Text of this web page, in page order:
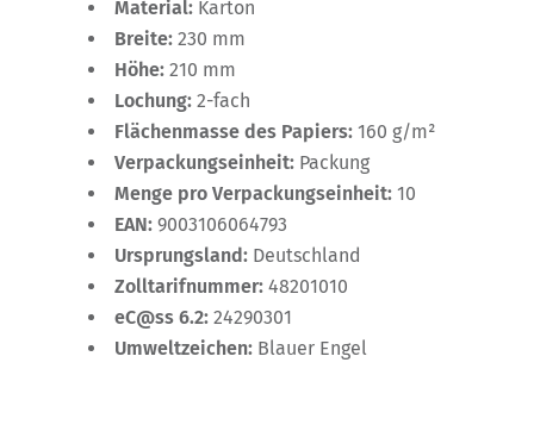
Material: Karton
Breite: 230 mm
Höhe: 210 mm
Lochung: 2-fach
Flächenmasse des Papiers: 160 g/m²
Verpackungseinheit: Packung
Menge pro Verpackungseinheit: 10
EAN: 9003106064793
Ursprungsland: Deutschland
Zolltarifnummer: 48201010
eC@ss 6.2: 24290301
Umweltzeichen: Blauer Engel